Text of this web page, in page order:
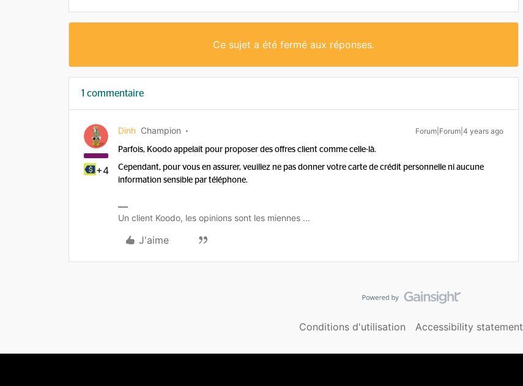
Ce sujet a été fermé aux réponses.
1 commentaire
+4
Dinh Champion Forum|Forum|4 years ago
Parfois, Koodo appelait pour proposer des offres client comme celle-là.
Cependant, pour vous en assurer, veuillez ne pas donner votre carte de crédit personnelle ni aucune
information sensible par téléphone.
Un client Koodo, les opinions sont les miennes ...
J'aime
Conditions d'utilisation Accessibility statement